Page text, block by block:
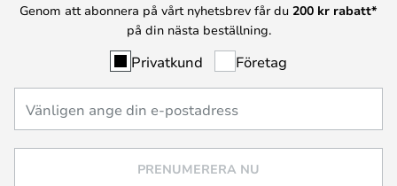
Genom att abonnera på vårt nyhetsbrev får du 200 kr rabatt*
på din nästa beställning.
Privatkund Företag
PRENUMERERA NU